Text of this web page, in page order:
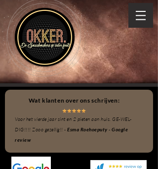
Wat klanten over ons schrijven:
Voor het vierde jaar sint en 2 pieten aan huis. GE-WEL-
DIG!!!! Zooo gezellig!! - Esma Roehoeputy - Google
review